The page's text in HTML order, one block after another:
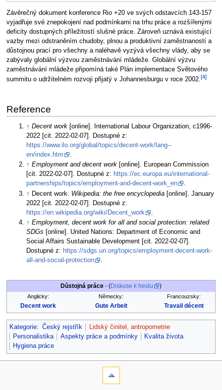
Závěrečný dokument konference Rio +20 ve svých odstavcích 143-157
vyjadřuje své znepokojení nad podmínkami na trhu práce a rozšířenými
deficity dostupných příležitostí slušné práce. Zároveň uznává existující
vazby mezi odstraněním chudoby, plnou a produktivní zaměstnaností a
důstojnou prací pro všechny a naléhavě vyzývá všechny vlády, aby se
zabývaly globální výzvou zaměstnávání mládeže. Globální výzvu
zaměstnávání mládeže připomíná také Plán implementace Světového
summitu o udržitelném rozvoji přijatý v Johannesburgu v roce 2002.[4]
Reference
↑ Decent work [online]. International Labour Organization, c1996-
2022 [cit. 2022-02-07]. Dostupné z:
https://www.ilo.org/global/topics/decent-work/lang--
en/index.htm
.
↑ Employment and decent work [online]. European Commission
[cit. 2022-02-07]. Dostupné z: https://ec.europa.eu/international-
partnerships/topics/employment-and-decent-work_en
.
↑ Decent work. Wikipedia: the free encyclopedia [online]. January
2022 [cit. 2022-02-07]. Dostupné z:
https://en.wikipedia.org/wiki/Decent_work
↑ Employment, decent work for all and social protection: related
SDGs [online]. United Nations: Department of Economic and
Social Affairs Sustainable Development [cit. 2022-02-07].
Dostupné z: https://sdgs.un.org/topics/employment-decent-work-
all-and-social-protection
Důstojná práce - (Diskuse k heslu )
Anglicky: Německy: Francouzsky:
Decent work Gute Arbeit Travail décent
Kategorie: Český rejstřík
Lidský činitel, antropometrie
Personalistika
Aspekty práce a podmínky
Kvalita života
Hygiena práce